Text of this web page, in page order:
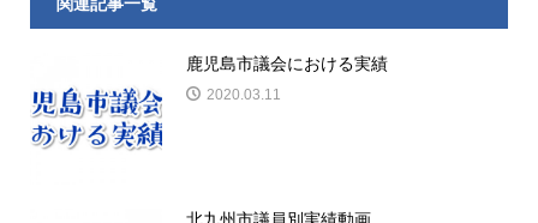
鹿児島市議会における実績
2020.03.11